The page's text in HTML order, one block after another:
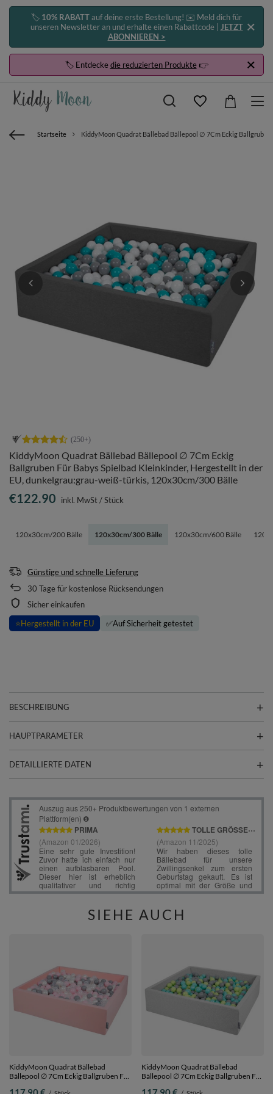
🏷️ 10% RABATTauf deine erste Bestellung! ✉️ Meld dich für
unseren Newsletter an und erhalte einen Rabattcode | JETZT
ABONNIEREN >
🏷️ Entdeckedie reduzierten Produkte👉
Startseite KiddyMoon Quadrat Bällebad Bällepool ∅ 7Cm Eckig
KiddyMoon Quadrat Bällebad Bällepool ∅ 7Cm Eckig
Ballgruben Für Babys Spielbad Kleinkinder, Hergestellt in der
EU, dunkelgrau:grau-weiß-türkis, 120x30cm/300 Bälle
120x30cm/200 Bälle 120x30cm/300 Bälle 120x30cm/600 Bälle
€122.90 inkl. MwSt/Stück
Günstige und schnelle Lieferung
30 Tage für kostenlose Rücksendungen
Sicher einkaufen
⭐Hergestellt in der EU ✅Auf Sicherheit getestet
BESCHREIBUNG
HAUPTPARAMETER
DETAILLIERTE DATEN
SIEHE AUCH
KiddyMoon Quadrat Bällebad
Bällepool ∅ 7Cm Eckig Ballgruben Für
KiddyMoon Quadrat Bällebad
Bällepool ∅ 7Cm Eckig Ballgruben Für